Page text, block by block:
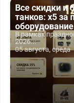
Все скидки и
танков: x5 за
В рамках
2026...
05 августа, среда